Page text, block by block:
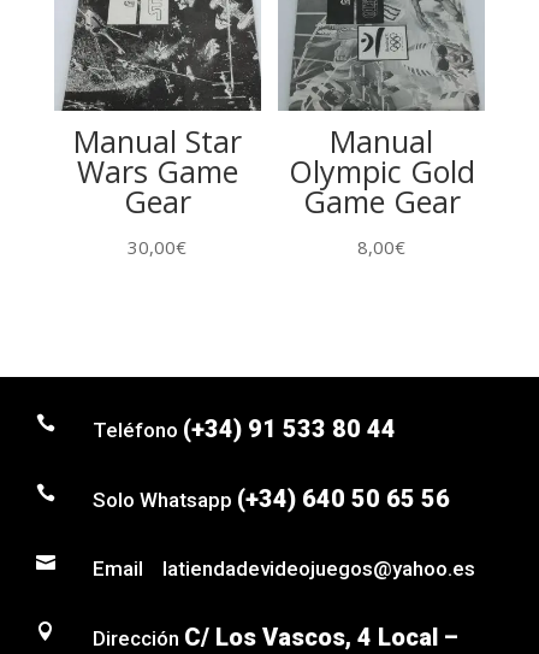
Manual Star
Wars Game
Gear
30,00€
Manual
Olympic Gold
Game Gear
8,00€
 Teléfono (+34) 91 533 80 44
 Solo Whatsapp (+34) 640 50 65 56
 Email latiendadevideojuegos@yahoo.es
 Dirección C/ Los Vascos, 4 Local –